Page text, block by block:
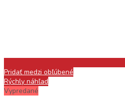
Pridať medzi obľúbené
Rýchly náhľad
Vypredané